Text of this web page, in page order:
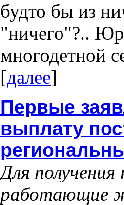
будто бы из
"ничего"?..
многодетной
[далее]
Первые
выплату
Для
работающие